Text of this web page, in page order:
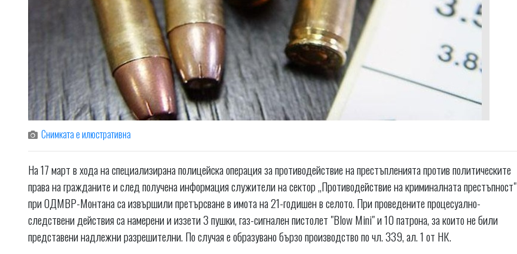
Снимката е илюстративна
На 17 март в хода на специализирана полицейска операция за противодействие на престъпленията против политическите
права на гражданите и след получена информация служители на сектор „Противодействие на криминалната престъпност"
при ОДМВР-Монтана са извършили претърсване в имота на 21-годишен в селото. При проведените процесуално-
следствени действия са намерени и иззети 3 пушки, газ-сигнален пистолет "Blow Mini" и 10 патрона, за които не били
представени надлежни разрешителни. По случая е образувано бързо производство по чл. 339, ал. 1 от НК.